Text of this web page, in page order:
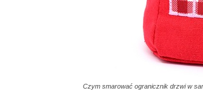
Czym smarować ogranicznik drzwi w